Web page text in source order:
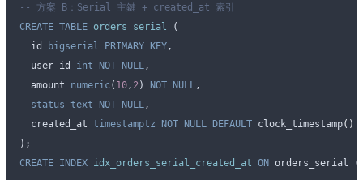
-- 方案 B：Serial 主鍵 + created_at 索引
CREATE TABLE orders_serial (
  id
bigserial PRIMARY KEY,
  user_id
int NOT NULL,
  amount
numeric( 10, 2) NOT NULL,
  status
text NOT NULL,
  created_at
timestamptz NOT NULL DEFAULT clock_timestamp()
);
CREATE INDEX idx_orders_serial_created_at ON orders_serial